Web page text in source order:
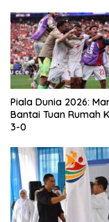
Piala Dunia 2026:
Bantai Tuan Rumah
3-0